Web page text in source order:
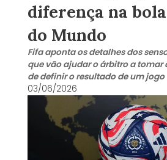
diferença na
do Mundo
Fifa aponta os detalhes dos
que vão ajudar o árbitro a tomar
de definir o resultado de um jogo
03/06/2026